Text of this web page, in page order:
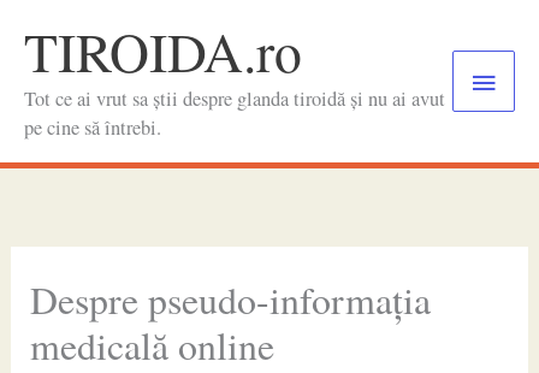
contentTIROIDA.ro
Tot ce ai vrut sa știi despre glanda tiroidă și nu ai avut
pe cine să întrebi.
Main
Despre pseudo-informația
medicală online